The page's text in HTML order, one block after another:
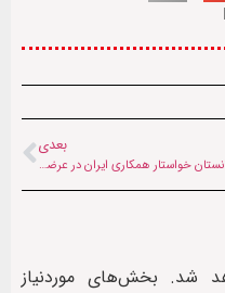
بعدی
افغانستان خواستار همکاری ایران در عرضه خدمات بهداشتی شد
شد. بخش‌های موردنیاز